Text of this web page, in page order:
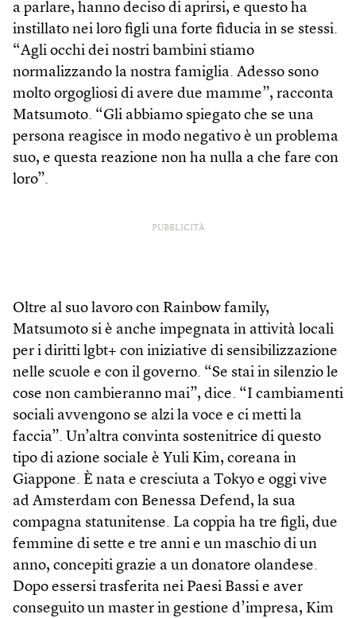
a parlare, hanno deciso di aprirsi, e questo ha
instillato nei loro figli una forte fiducia in se stessi.
“Agli occhi dei nostri bambini stiamo
normalizzando la nostra famiglia. Adesso sono
molto orgogliosi di avere due mamme”, racconta
Matsumoto. “Gli abbiamo spiegato che se una
persona reagisce in modo negativo è un problema
suo, e questa reazione non ha nulla a che fare con
loro”.
PUBBLICITÀ
Oltre al suo lavoro con Rainbow family,
Matsumoto si è anche impegnata in attività locali
per i diritti lgbt+ con iniziative di sensibilizzazione
nelle scuole e con il governo. “Se stai in silenzio le
cose non cambieranno mai”, dice. “I cambiamenti
sociali avvengono se alzi la voce e ci metti la
faccia”. Un’altra convinta sostenitrice di questo
tipo di azione sociale è Yuli Kim, coreana in
Giappone. È nata e cresciuta a Tokyo e oggi vive
ad Amsterdam con Benessa Defend, la sua
compagna statunitense. La coppia ha tre figli, due
femmine di sette e tre anni e un maschio di un
anno, concepiti grazie a un donatore olandese.
Dopo essersi trasferita nei Paesi Bassi e aver
conseguito un master in gestione d’impresa, Kim